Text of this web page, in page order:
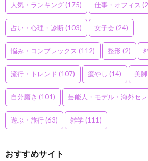
人気・ランキング(175) 仕事・オフィス
占い・心理・診断(103) 女子会 (24)
悩み・コンプレックス (112) 整形(2)
流行・トレンド (107) 癒やし (14) 美脚
自分磨き (101) 芸能人・モデル・海外セ
遊ぶ・旅行(63) 雑学(111)
おすすめサイト